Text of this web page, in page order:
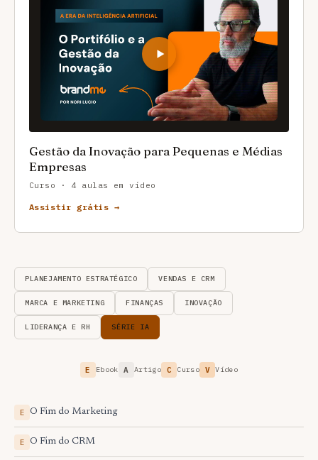
Gestão da Inovação para Pequenas e Médias
Empresas
Curso · 4 aulas em vídeo
Assistir grátis →
PLANEJAMENTO ESTRATÉGICO VENDAS E CRM
MARCA E MARKETING FINANÇAS INOVAÇÃO
LIDERANÇA E RH SÉRIE IA
E Ebook A Artigo C Curso V Vídeo
E O Fim do Marketing
E O Fim do CRM